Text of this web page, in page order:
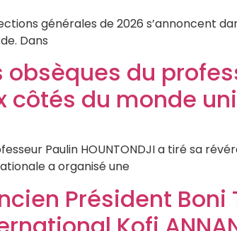
générales de 2026 s’annoncent
Dans
obsèques du
côtés du monde
Paulin HOUNTONDJI a tiré sa
a organisé une
Président